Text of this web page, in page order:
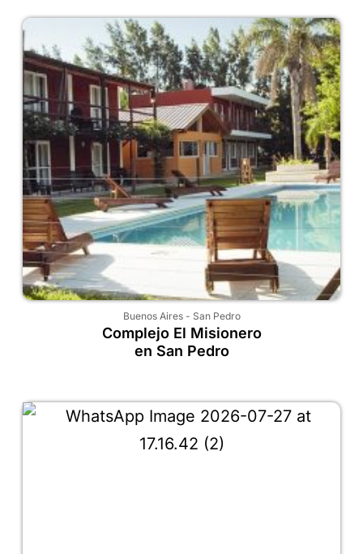
Buenos Aires- San Pedro
Complejo El Misionero
en San Pedro